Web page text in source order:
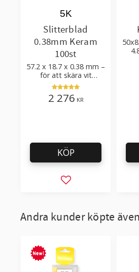
Slitterblad
0.38mm Keram
100st
57.2 x 18.7 x 0.38 mm –
för att skära vit
plastfilm med tillsatser
5K
2 276 KR
Lägg till i favoriter
KÖP
Andra kunder köpte även